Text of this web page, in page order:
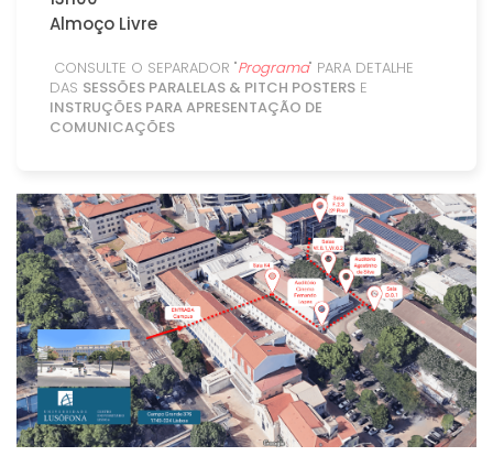
Almoço Livre
CONSULTE O SEPARADOR "Programa" PARA DETALHE
DAS SESSÕES PARALELAS & PITCH POSTERS E
INSTRUÇÕES PARA APRESENTAÇÃO DE
COMUNICAÇÕES